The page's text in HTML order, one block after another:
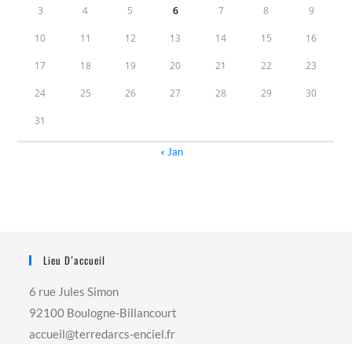
3 4 5 6 7 8 9
10 11 12 13 14 15 16
17 18 19 20 21 22 23
24 25 26 27 28 29 30
31
« Jan
Lieu D’accueil
6 rue Jules Simon
92100 Boulogne-Billancourt
accueil@terredarcs-enciel.fr